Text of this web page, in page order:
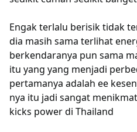
Engak terlalu berisik tidak
dia masih sama terlihat
berkendaranya pun sama
itu yang yang menjadi
pertamanya adalah ee
nya itu jadi sangat
kicks power di Thailand